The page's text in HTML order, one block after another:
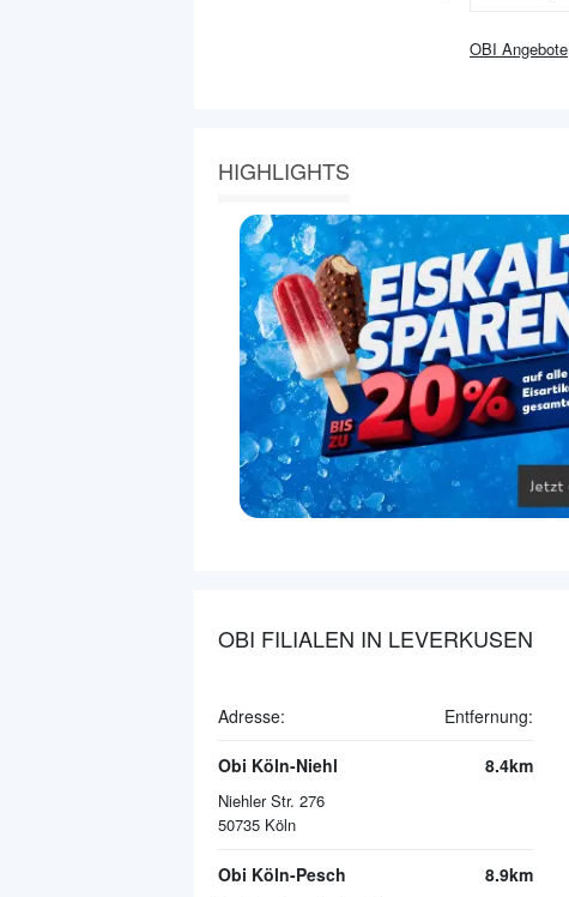
OBI Angebote
HIGHLIGHTS
OBI FILIALEN IN LEVERKUSEN
Adresse: Entfernung:
Obi Köln-Niehl
Niehler Str. 276
50735 Köln
8.4km
Obi Köln-Pesch 8.9km